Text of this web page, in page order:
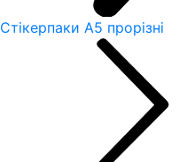
Стікерпаки А5 прорізні